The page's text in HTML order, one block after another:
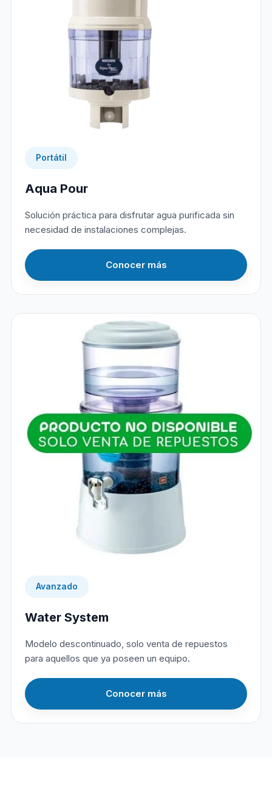
Portátil
Aqua Pour
Solución práctica para disfrutar agua purificada sin
necesidad de instalaciones complejas.
Conocer más
Avanzado
Water System
Modelo descontinuado, solo venta de repuestos
para aquellos que ya poseen un equipo.
Conocer más